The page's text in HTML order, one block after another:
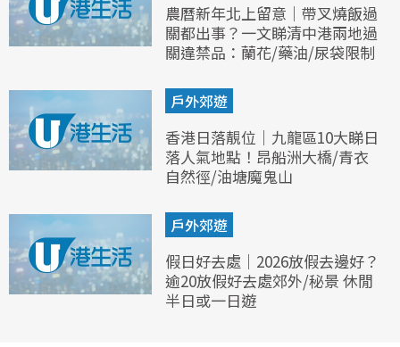
農曆新年北上留意｜帶叉燒飯過
關都出事？一文睇清中港兩地過
關違禁品：蘭花/藥油/尿袋限制
戶外郊遊
香港日落靚位｜九龍區10大睇日
落人氣地點！昂船洲大橋/青衣
自然徑/油塘魔鬼山
戶外郊遊
假日好去處｜2026放假去邊好？
逾20放假好去處郊外/秘景 休閒
半日或一日遊